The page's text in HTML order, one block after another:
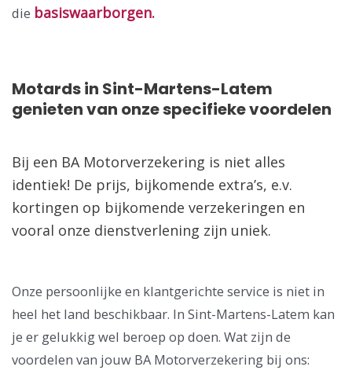
die basiswaarborgen.
Motards in Sint-Martens-Latem
genieten van onze specifieke voordelen
Bij een BA Motorverzekering is niet alles
identiek! De prijs, bijkomende extra’s, e.v.
kortingen op bijkomende verzekeringen en
vooral onze dienstverlening zijn uniek.
Onze persoonlijke en klantgerichte service is niet in
heel het land beschikbaar. In Sint-Martens-Latem kan
je er gelukkig wel beroep op doen. Wat zijn de
voordelen van jouw BA Motorverzekering bij ons: